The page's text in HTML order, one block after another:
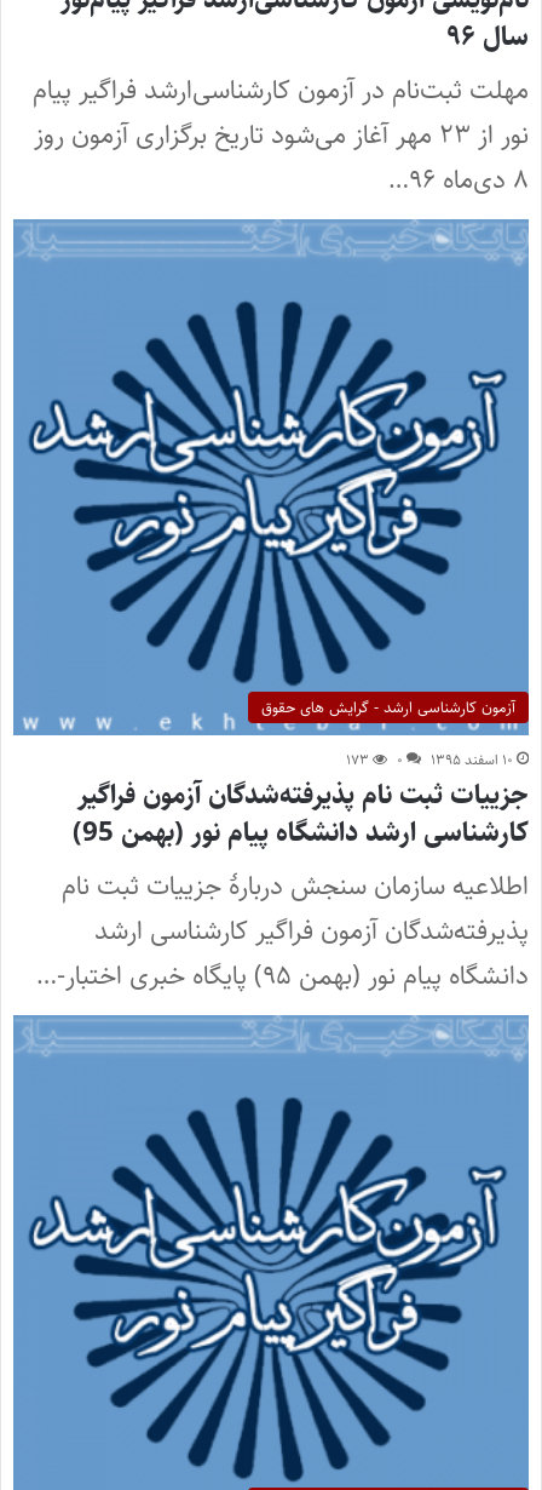
سال ۹۶
مهلت ثبت‌نام در آزمون کارشناسی‌ارشد فراگیر پیام
نور از ۲۳ مهر آغاز می‌شود تاریخ برگزاری آزمون روز
۸ دی‌ماه ۹۶…
آزمون کارشناسی ارشد - گرایش های حقوق
۱۰ اسفند ۱۳۹۵ ۰ ۱۷۳
جزییات ثبت نام پذیرفته‌شدگان آزمون فراگیر
کارشناسی ارشد دانشگاه پیام نور (بهمن 95)
اطلاعیه سازمان سنجش دربارۀ جزییات ثبت نام
پذیرفته‌شدگان آزمون فراگیر کارشناسی ارشد
دانشگاه پیام نور (بهمن ۹۵) پایگاه خبری اختبار-…